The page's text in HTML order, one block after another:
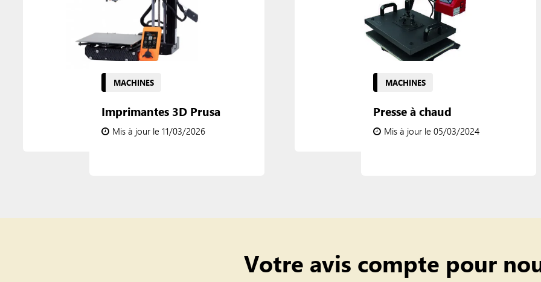
MACHINES
Imprimantes 3D Prusa
Mis à jour le 11/03/2026
MACHINES
Presse à chaud
Mis à jour le 05/03/2024
Votre avis compte pour